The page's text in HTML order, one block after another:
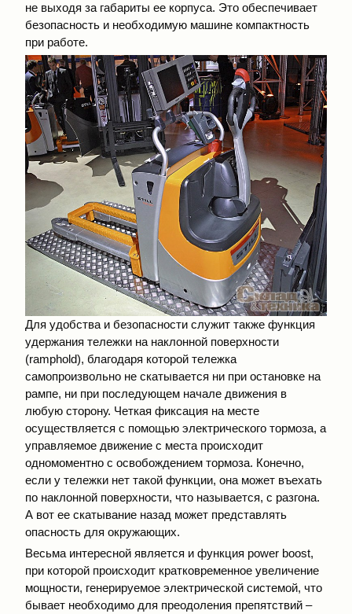
не выходя за габариты ее корпуса. Это обеспечивает
безопасность и необходимую машине компактность
при работе.
Для удобства и безопасности служит также функция
удержания тележки на наклонной поверхности
(ramphold), благодаря которой тележка
самопроизвольно не скатывается ни при остановке на
рампе, ни при последующем начале движения в
любую сторону. Четкая фиксация на месте
осуществляется с помощью электрического тормоза, а
управляемое движение с места происходит
одномоментно с освобождением тормоза. Конечно,
если у тележки нет такой функции, она может въехать
по наклонной поверхности, что называется, с разгона.
А вот ее скатывание назад может представлять
опасность для окружающих.
Весьма интересной является и функция power boost,
при которой происходит кратковременное увеличение
мощности, генерируемое электрической системой, что
бывает необходимо для преодоления препятствий –